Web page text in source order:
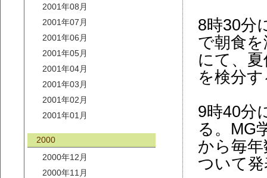
2001年08月
2001年07月
2001年06月
2001年05月
2001年04月
2001年03月
2001年02月
2001年01月
2000
2000年12月
2000年11月
8時30分
で朝食
にて、
を検分
9時40分
る。MG
から毎
ついて